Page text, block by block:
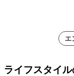
エ
ライフスタイ